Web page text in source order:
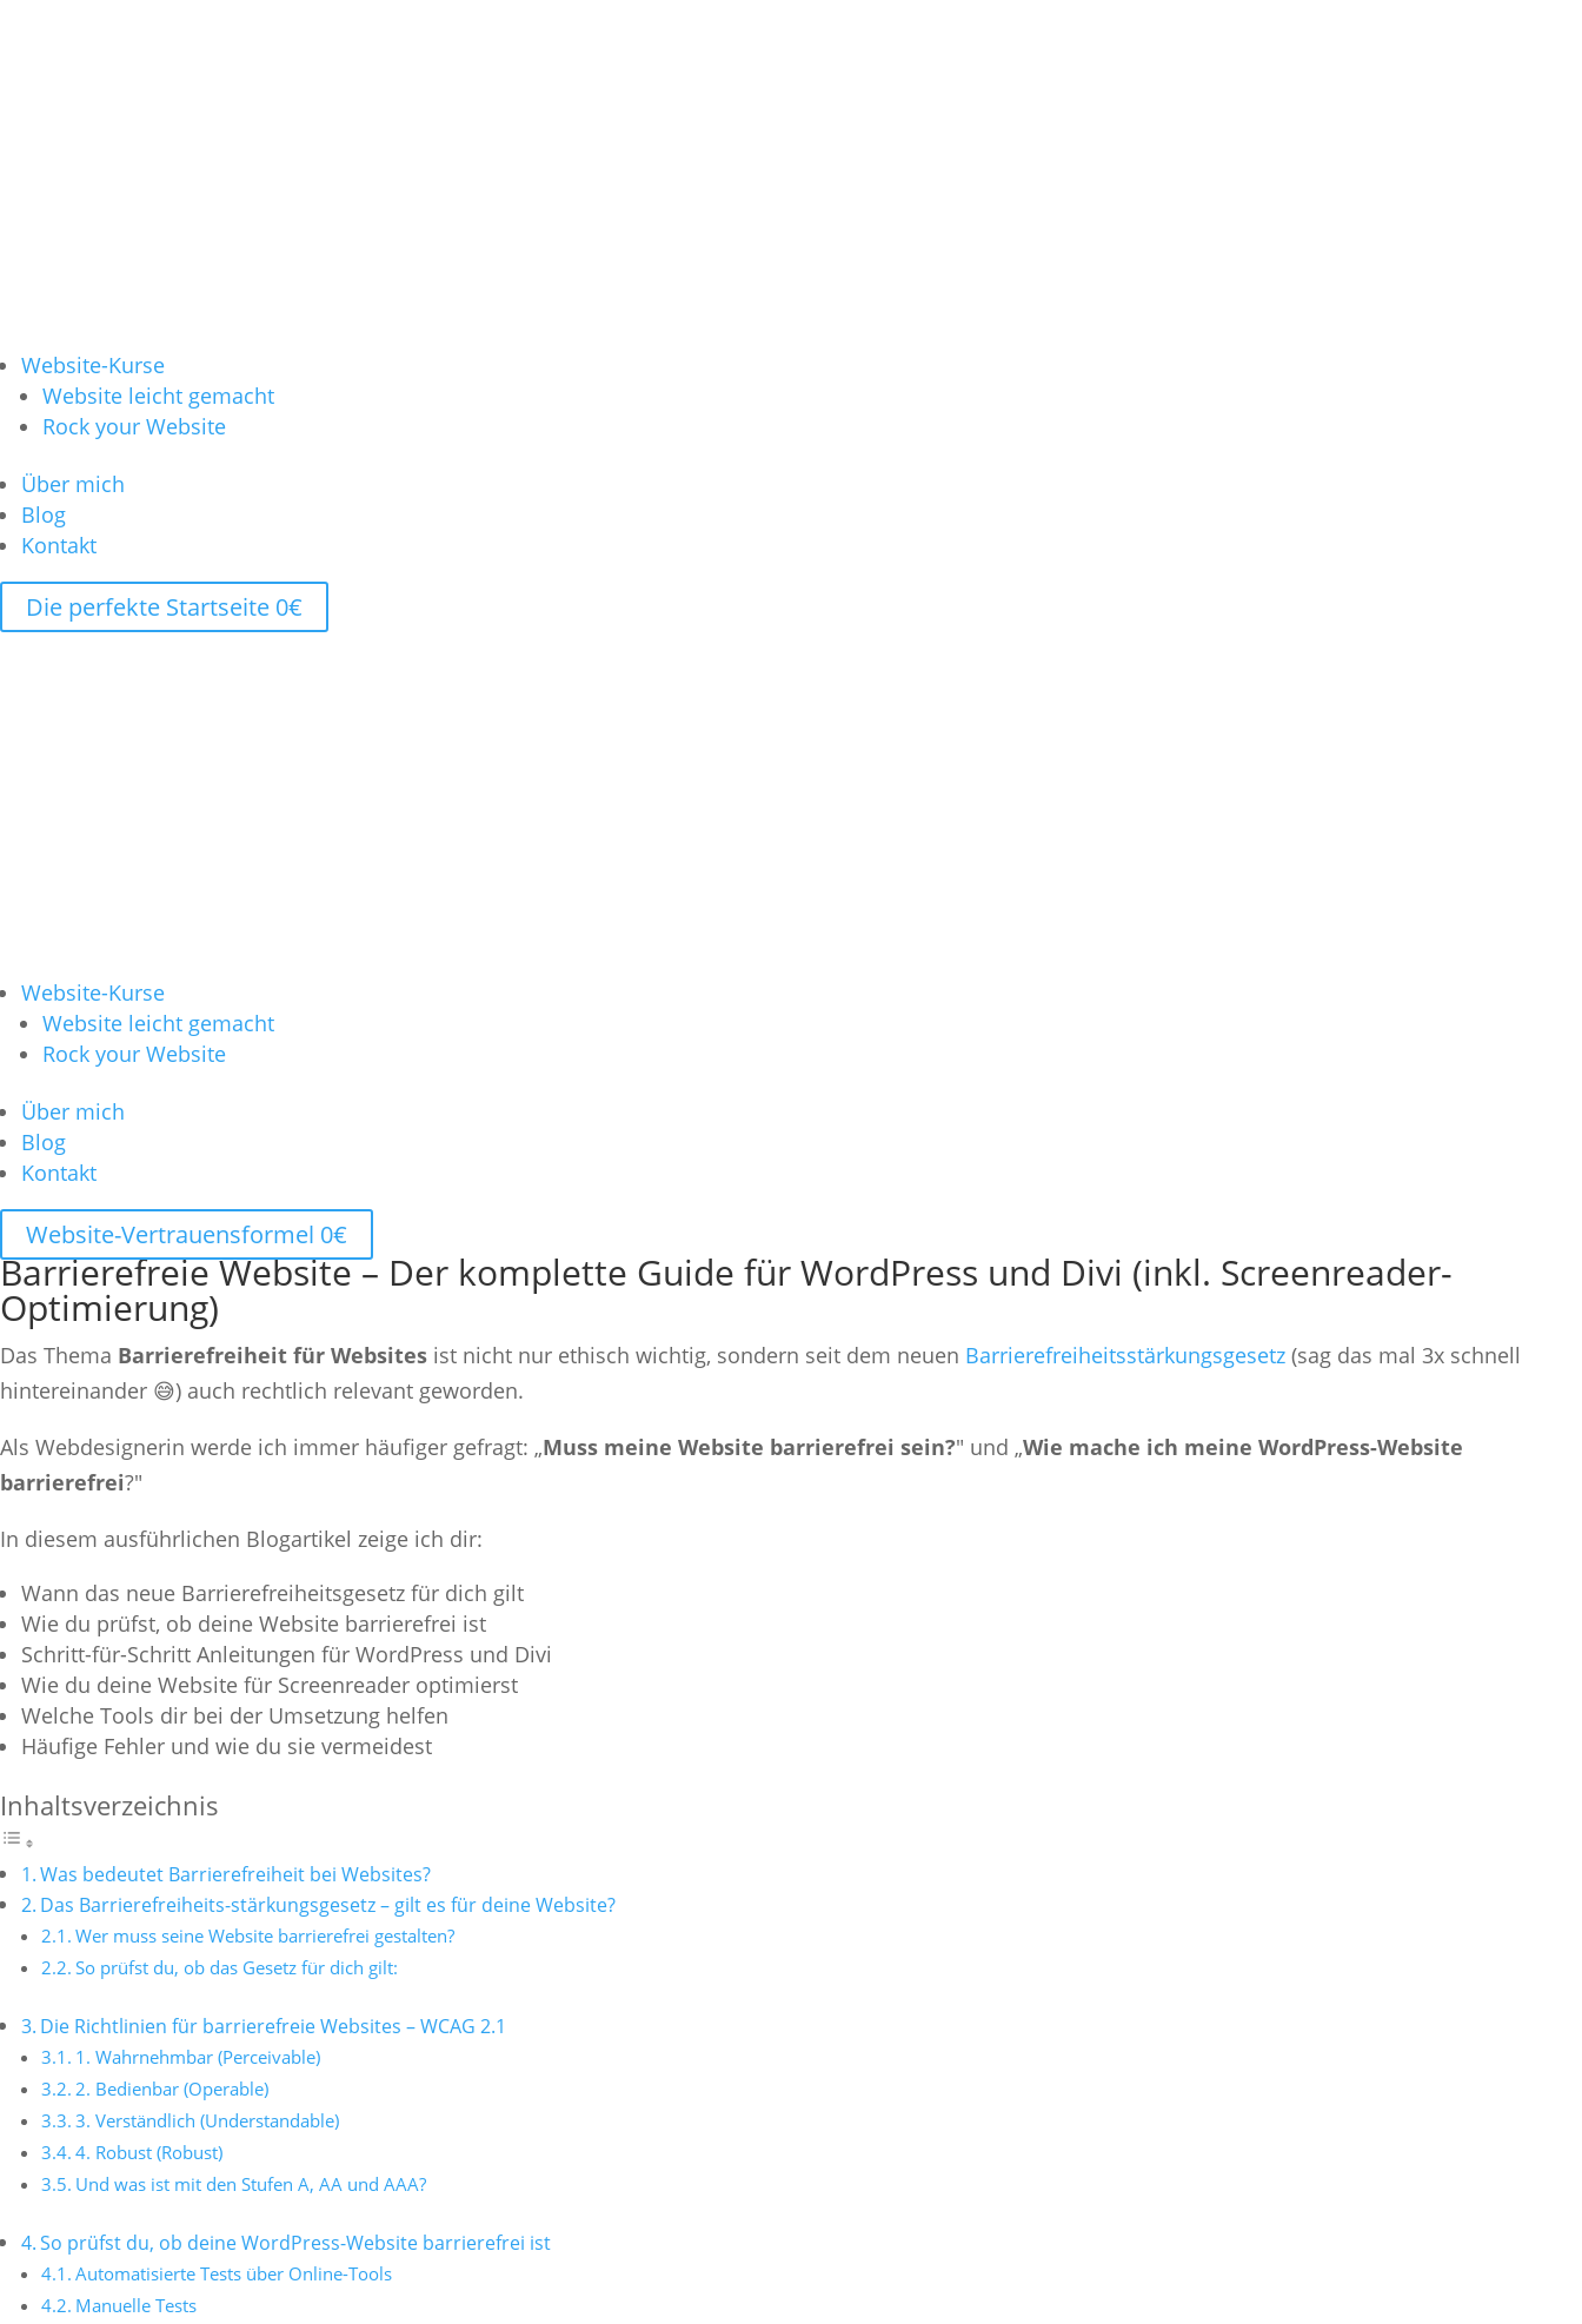
Website-Kurse
Website leicht gemacht
Rock your Website
Über mich
Blog
Kontakt
Die perfekte Startseite 0€
Website-Kurse
Website leicht gemacht
Rock your Website
Über mich
Blog
Kontakt
Website-Vertrauensformel 0€
Barrierefreie Website – Der komplette Guide für WordPress und Divi (inkl. Screenreader-
Optimierung)
Das Thema Barrierefreiheit für Websites ist nicht nur ethisch wichtig, sondern seit dem neuen Barrierefreiheitsstärkungsgesetz (sag das mal 3x schnell
hintereinander 😅) auch rechtlich relevant geworden.
Als Webdesignerin werde ich immer häufiger gefragt: „Muss meine Website barrierefrei sein?" und „Wie mache ich meine WordPress-Website
barrierefrei?"
In diesem ausführlichen Blogartikel zeige ich dir:
Wann das neue Barrierefreiheitsgesetz für dich gilt
Wie du prüfst, ob deine Website barrierefrei ist
Schritt-für-Schritt Anleitungen für WordPress und Divi
Wie du deine Website für Screenreader optimierst
Welche Tools dir bei der Umsetzung helfen
Häufige Fehler und wie du sie vermeidest
Inhaltsverzeichnis
Was bedeutet Barrierefreiheit bei Websites?
Das Barrierefreiheits-stärkungsgesetz – gilt es für deine Website?
Wer muss seine Website barrierefrei gestalten?
So prüfst du, ob das Gesetz für dich gilt:
Die Richtlinien für barrierefreie Websites – WCAG 2.1
1. Wahrnehmbar (Perceivable)
2. Bedienbar (Operable)
3. Verständlich (Understandable)
4. Robust (Robust)
Und was ist mit den Stufen A, AA und AAA?
So prüfst du, ob deine WordPress-Website barrierefrei ist
Automatisierte Tests über Online-Tools
Manuelle Tests